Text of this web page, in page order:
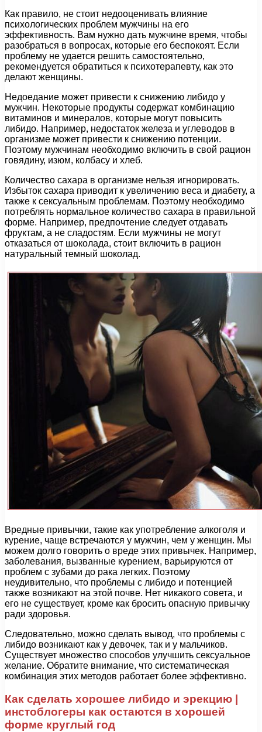
Как правило, не стоит недооценивать влияние
психологических проблем мужчины на его
эффективность. Вам нужно дать мужчине время, чтобы
разобраться в вопросах, которые его беспокоят. Если
проблему не удается решить самостоятельно,
рекомендуется обратиться к психотерапевту, как это
делают женщины.
Недоедание может привести к снижению либидо у
мужчин. Некоторые продукты содержат комбинацию
витаминов и минералов, которые могут повысить
либидо. Например, недостаток железа и углеводов в
организме может привести к снижению потенции.
Поэтому мужчинам необходимо включить в свой рацион
говядину, изюм, колбасу и хлеб.
Количество сахара в организме нельзя игнорировать.
Избыток сахара приводит к увеличению веса и диабету, а
также к сексуальным проблемам. Поэтому необходимо
потреблять нормальное количество сахара в правильной
форме. Например, предпочтение следует отдавать
фруктам, а не сладостям. Если мужчины не могут
отказаться от шоколада, стоит включить в рацион
натуральный темный шоколад.
Вредные привычки, такие как употребление алкоголя и
курение, чаще встречаются у мужчин, чем у женщин. Мы
можем долго говорить о вреде этих привычек. Например,
заболевания, вызванные курением, варьируются от
проблем с зубами до рака легких. Поэтому
неудивительно, что проблемы с либидо и потенцией
также возникают на этой почве. Нет никакого совета, и
его не существует, кроме как бросить опасную привычку
ради здоровья.
Следовательно, можно сделать вывод, что проблемы с
либидо возникают как у девочек, так и у мальчиков.
Существует множество способов улучшить сексуальное
желание. Обратите внимание, что систематическая
комбинация этих методов работает более эффективно.
Как сделать хорошее либидо и эрекцию |
инстоблогеры как остаются в хорошей
форме круглый год